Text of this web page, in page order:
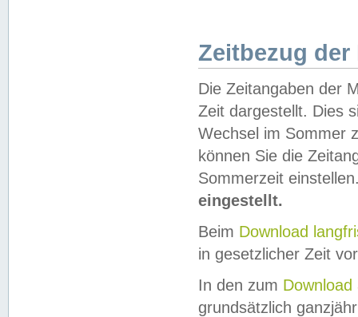
Zeitbezug der
Die Zeitangaben der
Zeit dargestellt. Dies
Wechsel im Sommer
können Sie die
Sommerzeit
eingestellt.
Beim Download
in gesetzlicher Zeit
In den zum Download
grundsätzlich